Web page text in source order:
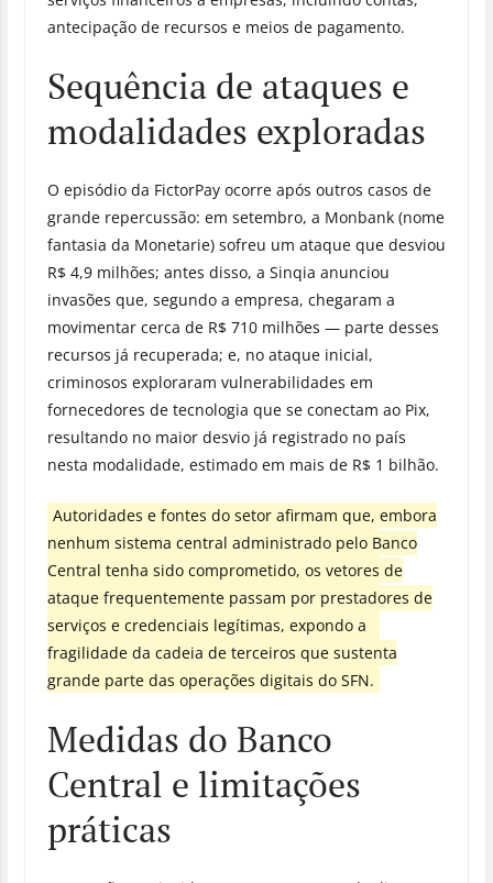
antecipação de recursos e meios de pagamento.
Sequência de ataques e
modalidades exploradas
O episódio da FictorPay ocorre após outros casos de
grande repercussão: em setembro, a Monbank (nome
fantasia da Monetarie) sofreu um ataque que desviou
R$ 4,9 milhões; antes disso, a Sinqia anunciou
invasões que, segundo a empresa, chegaram a
movimentar cerca de R$ 710 milhões — parte desses
recursos já recuperada; e, no ataque inicial,
criminosos exploraram vulnerabilidades em
fornecedores de tecnologia que se conectam ao Pix,
resultando no maior desvio já registrado no país
nesta modalidade, estimado em mais de R$ 1 bilhão.
Autoridades e fontes do setor afirmam que, embora
nenhum sistema central administrado pelo Banco
Central tenha sido comprometido, os vetores de
ataque frequentemente passam por prestadores de
serviços e credenciais legítimas, expondo a
fragilidade da cadeia de terceiros que sustenta
grande parte das operações digitais do SFN.
Medidas do Banco
Central e limitações
práticas